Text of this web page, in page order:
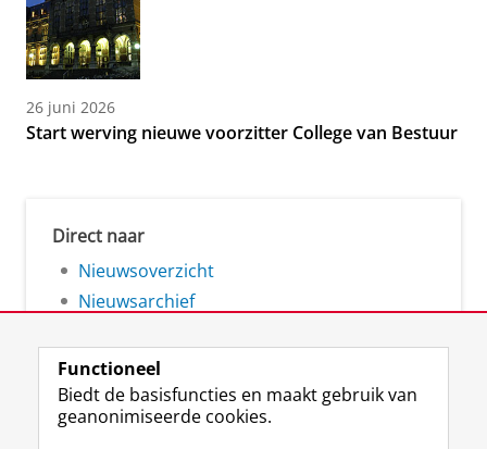
26 juni 2026
Start werving nieuwe voorzitter College van Bestuur
Direct naar
Nieuwsoverzicht
Nieuwsarchief
Functioneel
Biedt de basisfuncties en maakt gebruik van
geanonimiseerde cookies.